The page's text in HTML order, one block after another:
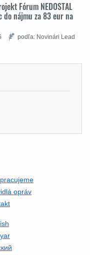
Fórum NEDOSTAL
do nájmu za 83 eur na
podľa: Novinári Lead
opráv